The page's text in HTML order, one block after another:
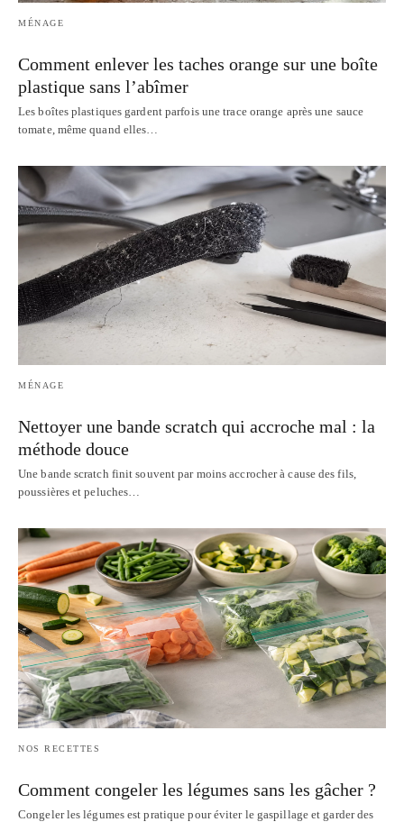
MÉNAGE
Comment enlever les taches orange sur une boîte
plastique sans l’abîmer
Les boîtes plastiques gardent parfois une trace orange après une sauce
tomate, même quand elles…
MÉNAGE
Nettoyer une bande scratch qui accroche mal : la
méthode douce
Une bande scratch finit souvent par moins accrocher à cause des fils,
poussières et peluches…
NOS RECETTES
Comment congeler les légumes sans les gâcher ?
Congeler les légumes est pratique pour éviter le gaspillage et garder des